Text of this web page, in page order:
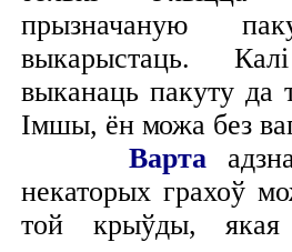
прызначаную
выкарыстаць. Калі
выканаць пакуту да
Імшы, ён можа без
Варта
некаторых грахоў
той крыўды,